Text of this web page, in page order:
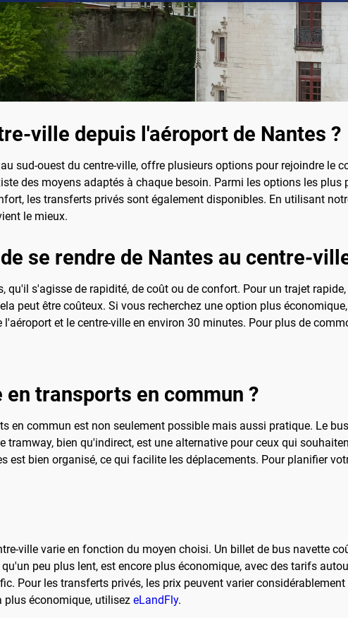
ville depuis l'aéroport de Nantes ?
sud-ouest du centre-ville, offre plusieurs options pour rejoindre le
des moyens adaptés à chaque besoin. Parmi les options les plus
les transferts privés sont également disponibles. En utilisant
le mieux.
se rendre de Nantes au centre-
qu'il s'agisse de rapidité, de coût ou de confort. Pour un trajet
peut être coûteux. Si vous recherchez une option plus
et le centre-ville en environ 30 minutes. Pour plus de
transports en commun ?
en commun est non seulement possible mais aussi pratique. Le
tramway, bien qu'indirect, est une alternative pour ceux qui
est bien organisé, ce qui facilite les déplacements. Pour planifier
ville varie en fonction du moyen choisi. Un billet de bus navette
peu plus lent, est encore plus économique, avec des tarifs
Pour les transferts privés, les prix peuvent varier
plus économique, utilisez eLandFly.